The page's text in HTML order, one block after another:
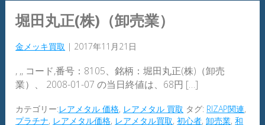
堀田丸正(株)（卸売業）
金メッキ買取 | 2017年11月21日
, ,, コード,番号：8105、銘柄：堀田丸正(株)（卸売
業）、 2008-01-07 の当日終値は、68円 […]
カテゴリー:レアメタル 価格, レアメタル 買取 タグ: RIZAP関連,
プラチナ, レアメタル価格, レアメタル買取,初心者,卸売業,和